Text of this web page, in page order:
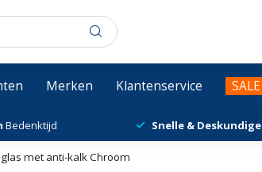
Merken Klantenservice SALE
Bedenktijd Snelle & Deskundige
met anti-kalk Chroom